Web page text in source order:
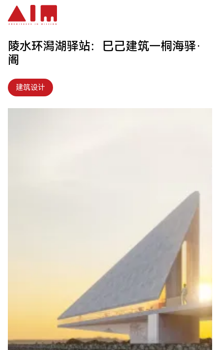
跳到主要内容
陵水环潟湖驿站：巳己建筑—桐海驿·
阁
建筑设计